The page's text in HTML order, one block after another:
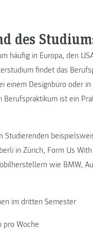
des
häufig in Europa, den
findet das
einem Designbüro oder
ist ein
in Zürich, Form Us
wie BMW,
im dritten Semester
pro Woche